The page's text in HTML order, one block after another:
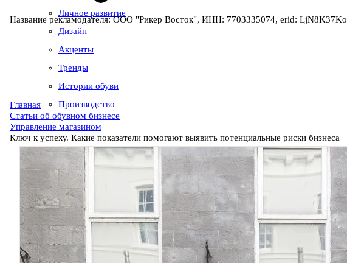
Личное развитие
Дизайн
Акценты
Тренды
Истории обуви
Производство
Название рекламодателя: ООО "Рикер Восток", ИНН: 7703335074, erid: LjN8K37Ko
Главная
Статьи об обувном бизнесе
Управление магазином
Ключ к успеху. Какие показатели помогают выявить потенциальные риски бизнеса